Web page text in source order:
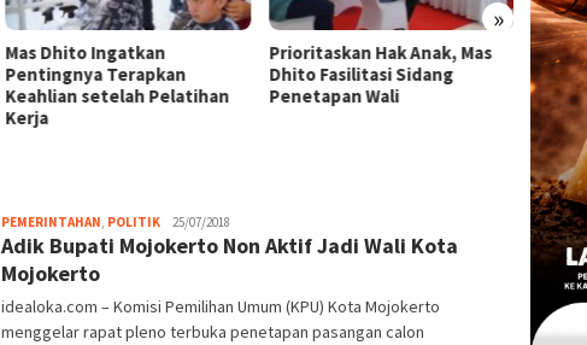
»
Mas Dhito Ingatkan
Pentingnya Terapkan
Keahlian setelah Pelatihan
Kerja
Prioritaskan Hak Anak, Mas
Dhito Fasilitasi Sidang
Penetapan Wali
Yatra
Dhito:
lewat
PEMERINTAHAN, POLITIKadmin
25/07/2018
Adik Bupati Mojokerto Non Aktif Jadi Wali Kota
Mojokerto
idealoka.com – Komisi Pemilihan Umum (KPU) Kota Mojokerto
menggelar rapat pleno terbuka penetapan pasangan calon